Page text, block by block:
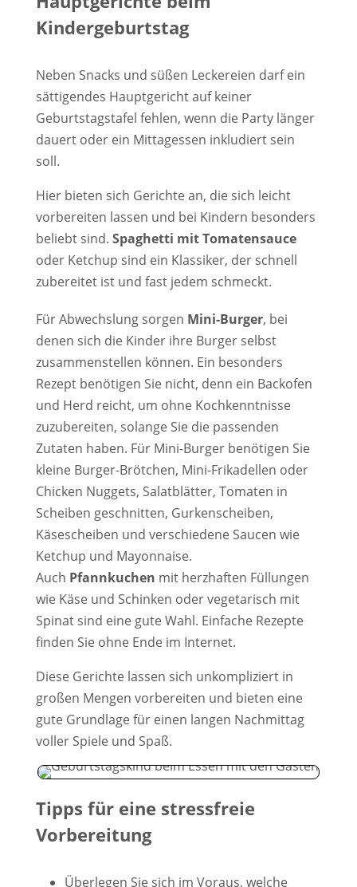
Kindergeburtstag
Neben Snacks und süßen Leckereien darf ein
sättigendes Hauptgericht auf keiner
Geburtstagstafel fehlen, wenn die Party länger
dauert oder ein Mittagessen inkludiert sein
soll.
Hier bieten sich Gerichte an, die sich leicht
vorbereiten lassen und bei Kindern besonders
beliebt sind. Spaghetti mit Tomatensauce
oder Ketchup sind ein Klassiker, der schnell
zubereitet ist und fast jedem schmeckt.
Für Abwechslung sorgen Mini-Burger, bei
denen sich die Kinder ihre Burger selbst
zusammenstellen können. Ein besonders
Rezept benötigen Sie nicht, denn ein Backofen
und Herd reicht, um ohne Kochkenntnisse
zuzubereiten, solange Sie die passenden
Zutaten haben. Für Mini-Burger benötigen Sie
kleine Burger-Brötchen, Mini-Frikadellen oder
Chicken Nuggets, Salatblätter, Tomaten in
Scheiben geschnitten, Gurkenscheiben,
Käsescheiben und verschiedene Saucen wie
Ketchup und Mayonnaise.
Auch Pfannkuchen mit herzhaften Füllungen
wie Käse und Schinken oder vegetarisch mit
Spinat sind eine gute Wahl. Einfache Rezepte
finden Sie ohne Ende im Internet.
Diese Gerichte lassen sich unkompliziert in
großen Mengen vorbereiten und bieten eine
gute Grundlage für einen langen Nachmittag
voller Spiele und Spaß.
Tipps für eine stressfreie
Vorbereitung
Überlegen Sie sich im Voraus, welche